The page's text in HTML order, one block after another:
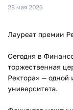
28 мая 2026
Лауреат премии
Сегодня в
торжественная
Ректора» — одной
университета.